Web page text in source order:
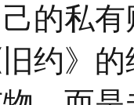
的私有
约》